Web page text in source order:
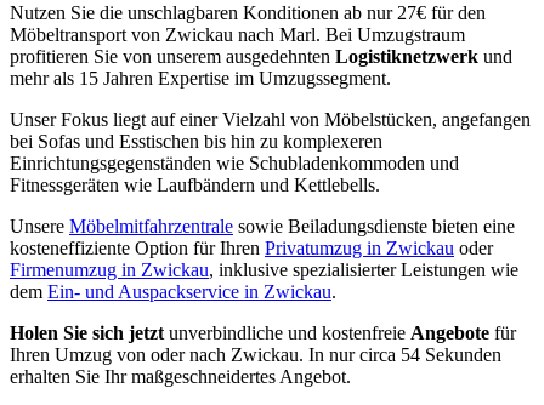
Nutzen Sie die unschlagbaren Konditionen ab nur 27€ für den
Möbeltransport von Zwickau nach Marl. Bei Umzugstraum
profitieren Sie von unserem ausgedehnten Logistiknetzwerk und
mehr als 15 Jahren Expertise im Umzugssegment.
Unser Fokus liegt auf einer Vielzahl von Möbelstücken, angefangen
bei Sofas und Esstischen bis hin zu komplexeren
Einrichtungsgegenständen wie Schubladenkommoden und
Fitnessgeräten wie Laufbändern und Kettlebells.
Unsere Möbelmitfahrzentrale sowie Beiladungsdienste bieten eine
kosteneffiziente Option für Ihren Privatumzug in Zwickau oder
Firmenumzug in Zwickau, inklusive spezialisierter Leistungen wie
dem Ein- und Auspackservice in Zwickau.
Holen Sie sich jetzt unverbindliche und kostenfreie Angebote für
Ihren Umzug von oder nach Zwickau. In nur circa 54 Sekunden
erhalten Sie Ihr maßgeschneidertes Angebot.